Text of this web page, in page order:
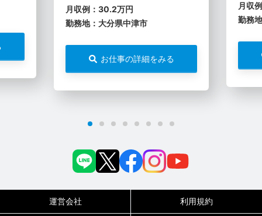
月収例：30.2万円
勤務地：大分県中津市
お仕事の詳細をみる
月収
勤務
運営会社 利用規約